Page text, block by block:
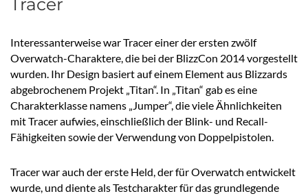
Tracer
Interessanterweise war Tracer einer der ersten zwölf
Overwatch-Charaktere, die bei der BlizzCon 2014 vorgestellt
wurden. Ihr Design basiert auf einem Element aus Blizzards
abgebrochenem Projekt „Titan“. In „Titan“ gab es eine
Charakterklasse namens „Jumper“, die viele Ähnlichkeiten
mit Tracer aufwies, einschließlich der Blink- und Recall-
Fähigkeiten sowie der Verwendung von Doppelpistolen.
Tracer war auch der erste Held, der für Overwatch entwickelt
wurde, und diente als Testcharakter für das grundlegende